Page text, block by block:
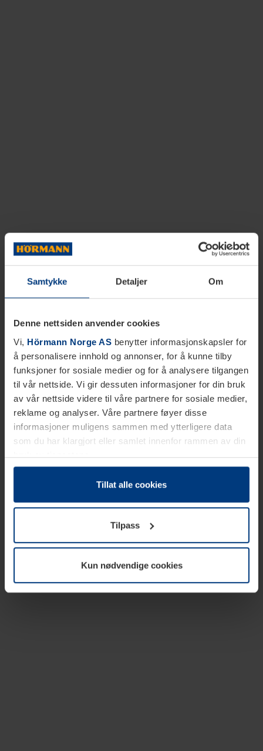
Samtykke Detaljer Om
Denne nettsiden anvender cookies
Vi, Hörmann Norge AS benytter informasjonskapsler for
å personalisere innhold og annonser, for å kunne tilby
funksjoner for sosiale medier og for å analysere tilgangen
til vår nettside. Vi gir dessuten informasjoner for din bruk
av vår nettside videre til våre partnere for sosiale medier,
reklame og analyser. Våre partnere føyer disse
informasjoner muligens sammen med ytterligere data
som du har klargjort eller samlet innenfor rammen av din
bruk av tjenestene.
Etter loven kan vi lagre informasjonskapsler på din
datamaskin, hvis disse er absolutt nødvendig for drift av
trenger vi din tillatelse. Du kan når som helst endre eller
tilbakekalle ditt samtykke i forklaringen av
informasjonskapselen på sidenPersonvernerklæringpå
Tillat alle cookies
Tilpass
Kun nødvendige cookies